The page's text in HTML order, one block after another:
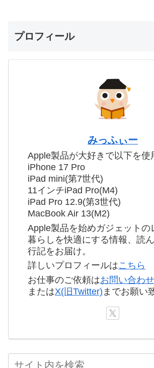
プロフィール
みっふぃー
Apple製品が大好きで以下を使
iPhone 17 Pro
iPad mini(第7世代)
11インチiPad Pro(M4)
iPad Pro 12.9(第3世代)
MacBook Air 13(M2)
Apple製品を始めガジェットの
暮らしを快適にする情報、読
行記をお届け。
詳しいプロフィールはこちら
お仕事のご依頼はお問い合わ
またはX(旧Twitter) までお願い